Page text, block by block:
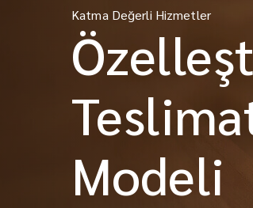
Yurtiçi Dropship Teslimatı
Yurtiçi Kargo Teslimatı
Katma Değerli Hizmetler
Modeli